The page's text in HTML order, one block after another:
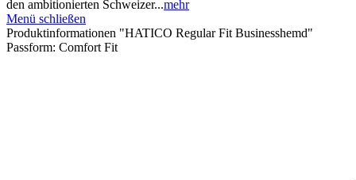
den ambitionierten Schweizer...mehr
Menü schließen
Produktinformationen "HATICO Regular Fit Businesshemd"
Passform: Comfort Fit